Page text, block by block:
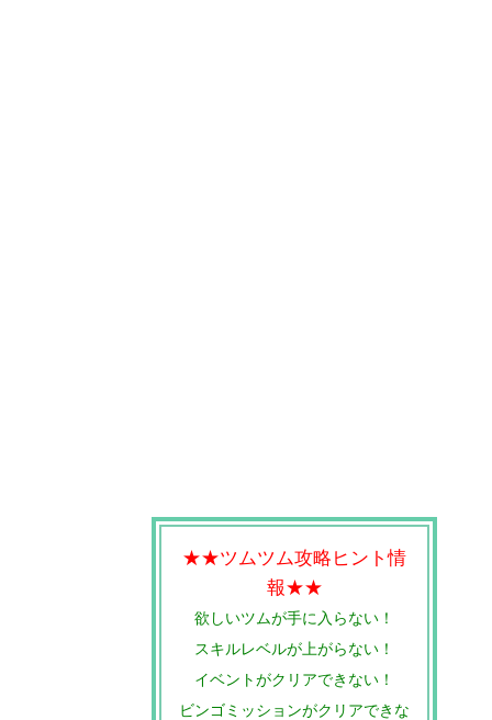
★★ツムツム攻略ヒント情
報★★
欲しいツムが手に入らない！
スキルレベルが上がらない！
イベントがクリアできない！
ビンゴミッションがクリアできな